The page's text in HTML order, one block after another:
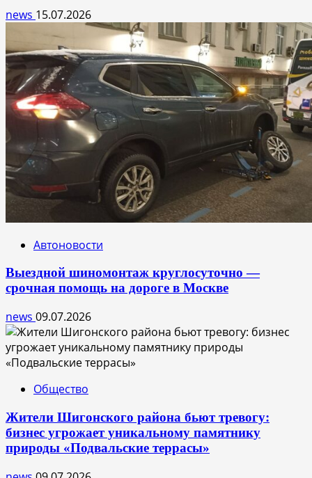
news 15.07.2026
Автоновости
Выездной шиномонтаж круглосуточно —
срочная помощь на дороге в Москве
news 09.07.2026
Общество
Жители Шигонского района бьют тревогу:
бизнес угрожает уникальному памятнику
природы «Подвальские террасы»